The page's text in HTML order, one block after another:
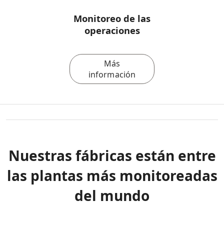
Monitoreo de las
operaciones
Más
información
Nuestras fábricas están entre
las plantas más monitoreadas
del mundo